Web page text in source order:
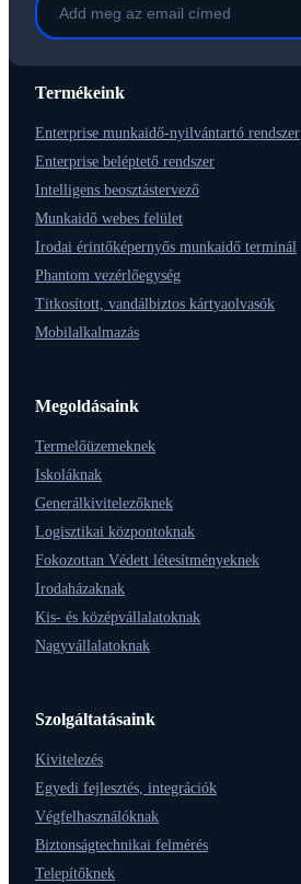
Termékeink
Enterprise munkaidő-nyilvántartó rendszer
Enterprise beléptető rendszer
Intelligens beosztástervező
Munkaidő webes felület
Irodai érintőképernyős munkaidő terminál
Phantom vezérlőegység
Titkosított, vandálbiztos kártyaolvasók
Mobilalkalmazás
Megoldásaink
Termelőüzemeknek
Iskoláknak
Generálkivitelezőknek
Logisztikai központoknak
Fokozottan Védett létesítményeknek
Irodaházaknak
Kis- és középvállalatoknak
Nagyvállalatoknak
Szolgáltatásaink
Kivitelezés
Egyedi fejlesztés, integrációk
Végfelhasználóknak
Biztonságtechnikai felmérés
Telepítőknek